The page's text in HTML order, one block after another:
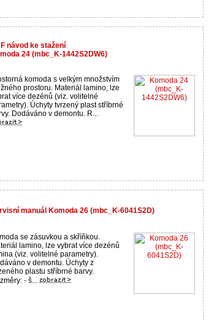
návod ke stažení
24 (mbc_K-1442S2DW6)
komoda s velkým množstvím
prostoru. Materiál lamino, lze
více dezénů (viz. volitelné
Úchyty tvrzený plast stříbrné
Dodáváno v demontu. R...
manuál Komoda 26 (mbc_K-6041S2D)
se zásuvkou a skříňkou.
lamino, lze vybrat více dezénů
(viz. volitelné parametry).
v demontu. Úchyty z
plastu stříbrné barvy.
- š...